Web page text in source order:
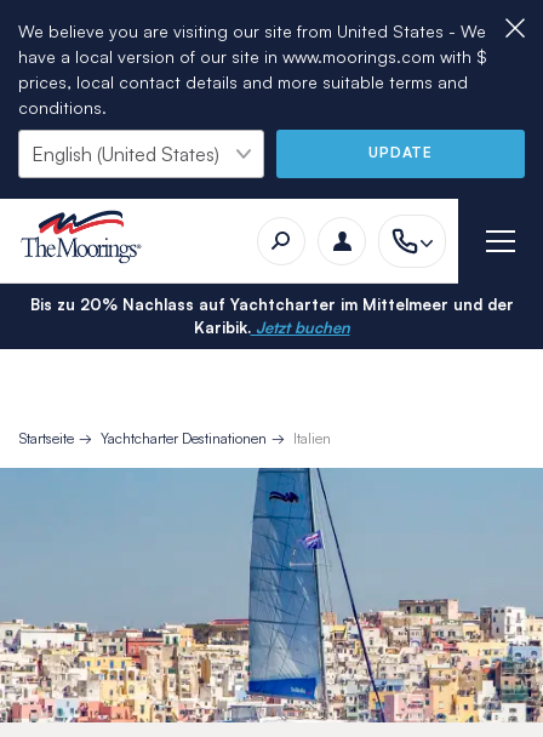
We believe you are visiting our site from United States - We
have a local version of our site in www.moorings.com with $
prices, local contact details and more suitable terms and
conditions.
UPDATE
Bis zu 20% Nachlass auf Yachtcharter im Mittelmeer und der
Karibik.Jetzt buchen
Startseite Yachtcharter Destinationen Italien